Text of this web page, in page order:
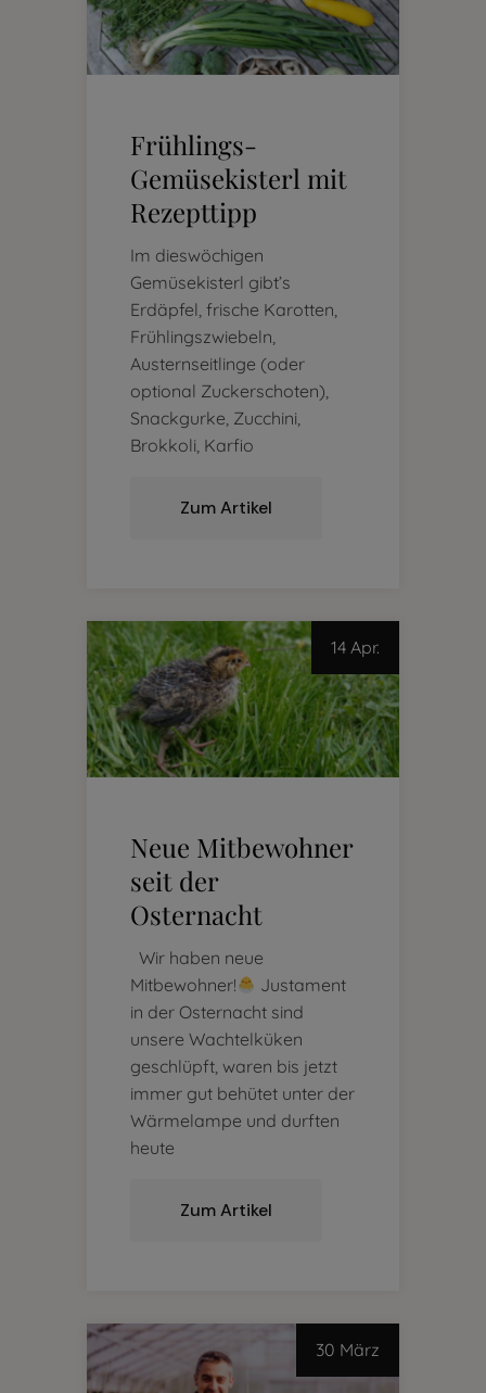
Frühlings-
Gemüsekisterl mit
Rezepttipp
Im dieswöchigen
Gemüsekisterl gibt’s
Erdäpfel, frische Karotten,
Frühlingszwiebeln,
Austernseitlinge (oder
optional Zuckerschoten),
Snackgurke, Zucchini,
Brokkoli, Karfio
Zum Artikel
14 Apr.
Neue Mitbewohner
seit der
Osternacht
Wir haben neue
Mitbewohner!
Justament
in der Osternacht sind
unsere Wachtelküken
geschlüpft, waren bis jetzt
immer gut behütet unter der
Wärmelampe und durften
heute
Zum Artikel
30 März